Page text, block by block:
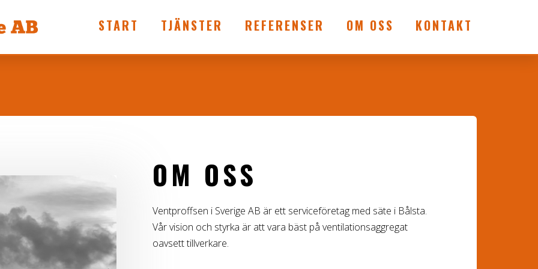
START TJÄNSTER REFERENSER OM OSS KONTAKT
OM OSS
Ventproffsen i Sverige AB är ett serviceföretag med säte i Bålsta.
Vår vision och styrka är att vara bäst på ventilationsaggregat
oavsett tillverkare.